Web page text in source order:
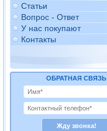
Статьи
Вопрос - Ответ
У нас покупают
Контакты
ОБРАТНАЯ СВЯЗЬ